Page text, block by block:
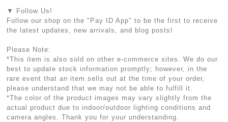
▼ Follow Us!
Follow our shop on the "Pay ID App" to be the first to receive
the latest updates, new arrivals, and blog posts!
Please Note:
*This item is also sold on other e-commerce sites. We do our
best to update stock information promptly; however, in the
rare event that an item sells out at the time of your order,
please understand that we may not be able to fulfill it.
*The color of the product images may vary slightly from the
actual product due to indoor/outdoor lighting conditions and
camera angles. Thank you for your understanding.